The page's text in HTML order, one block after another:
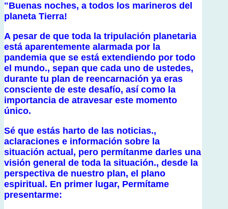
"Buenas noches, a todos los marineros del
planeta Tierra!
A pesar de que toda la tripulación planetaria
está aparentemente alarmada por la
pandemia que se está extendiendo por todo
el mundo., sepan que cada uno de ustedes,
durante tu plan de reencarnación ya eras
consciente de este desafío, así como la
importancia de atravesar este momento
único.
Sé que estás harto de las noticias.,
aclaraciones e información sobre la
situación actual, pero permítanme darles una
visión general de toda la situación., desde la
perspectiva de nuestro plan, el plano
espiritual. En primer lugar, Permítame
presentarme: